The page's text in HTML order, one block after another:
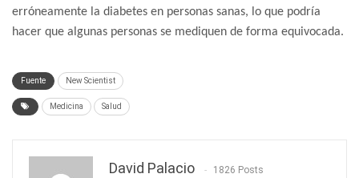
erróneamente la diabetes en personas sanas, lo que podría
hacer que algunas personas se mediquen de forma equivocada.
Fuente New Scientist
Medicina Salud
David Palacio 1826 Posts